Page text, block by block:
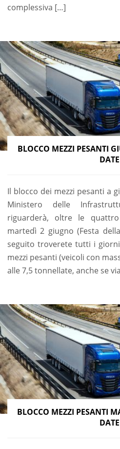
complessiva […]
BLOCCO MEZZI PESANTI
DATE
Il blocco dei mezzi pesanti a
Ministero delle
riguarderà, oltre le
martedì 2 giugno (Festa
seguito troverete tutti i
mezzi pesanti (veicoli con
alle 7,5 tonnellate, anche se
BLOCCO MEZZI PESANTI
DATE